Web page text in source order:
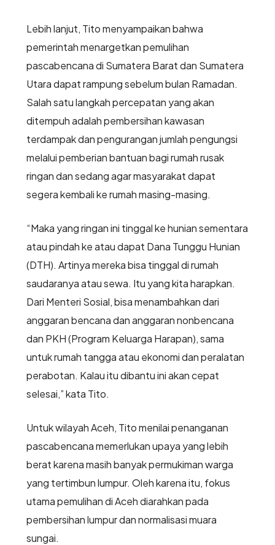
Lebih lanjut, Tito menyampaikan bahwa
pemerintah menargetkan pemulihan
pascabencana di Sumatera Barat dan Sumatera
Utara dapat rampung sebelum bulan Ramadan.
Salah satu langkah percepatan yang akan
ditempuh adalah pembersihan kawasan
terdampak dan pengurangan jumlah pengungsi
melalui pemberian bantuan bagi rumah rusak
ringan dan sedang agar masyarakat dapat
segera kembali ke rumah masing-masing.
“Maka yang ringan ini tinggal ke hunian sementara
atau pindah ke atau dapat Dana Tunggu Hunian
(DTH). Artinya mereka bisa tinggal di rumah
saudaranya atau sewa. Itu yang kita harapkan.
Dari Menteri Sosial, bisa menambahkan dari
anggaran bencana dan anggaran nonbencana
dan PKH (Program Keluarga Harapan), sama
untuk rumah tangga atau ekonomi dan peralatan
perabotan. Kalau itu dibantu ini akan cepat
selesai,” kata Tito.
Untuk wilayah Aceh, Tito menilai penanganan
pascabencana memerlukan upaya yang lebih
berat karena masih banyak permukiman warga
yang tertimbun lumpur. Oleh karena itu, fokus
utama pemulihan di Aceh diarahkan pada
pembersihan lumpur dan normalisasi muara
sungai.